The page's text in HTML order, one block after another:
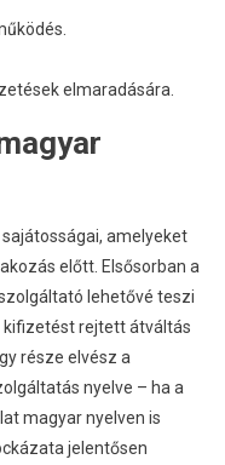
elmaradására.
amelyeket
előtt. Elsősorban a
lehetővé teszi
kifizetést rejtett átváltás
része elvész a
nyelve – ha a
magyar nyelven is
jelentősen